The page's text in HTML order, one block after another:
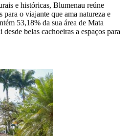
e históricas, Blumenau reúne
para o viajante que ama natureza e
53,18% da sua área de Mata
belas cachoeiras a espaços para